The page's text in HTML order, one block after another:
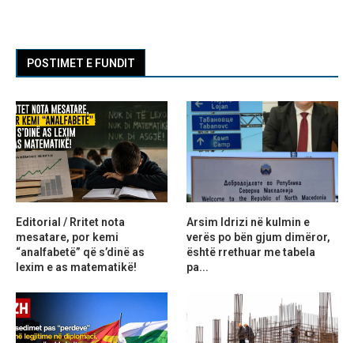
POSTIMET E FUNDIT
Editorial / Rritet nota
mesatare, por kemi
“analfabetë” që s’dinë as
lexim e as matematikë!
Arsim Idrizi në kulmin e
verës po bën gjum dimëror,
është rrethuar me tabela
pa...